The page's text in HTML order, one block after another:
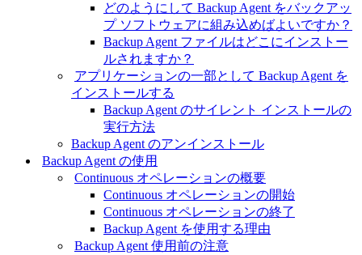
どのようにして Backup Agent をバックアッ
プ ソフトウェアに組み込めばよいですか？
Backup Agent ファイルはどこにインストー
ルされますか？
アプリケーションの一部として Backup Agent を
インストールする
Backup Agent のサイレント インストールの
実行方法
Backup Agent のアンインストール
Backup Agent の使用
Continuous オペレーションの概要
Continuous オペレーションの開始
Continuous オペレーションの終了
Backup Agent を使用する理由
Backup Agent 使用前の注意